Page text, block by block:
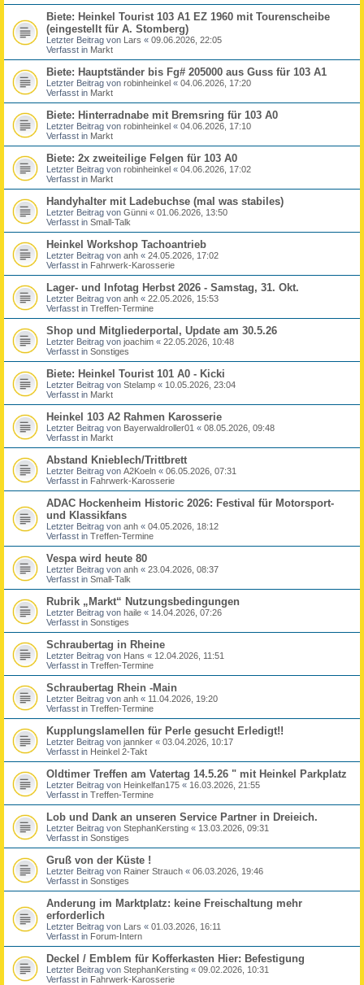
Biete: Heinkel Tourist 103 A1 EZ 1960 mit Tourenscheibe
(eingestellt für A. Stomberg)
Letzter Beitrag von Lars « 09.06.2026, 22:05
Verfasst in Markt
Biete: Hauptständer bis Fg# 205000 aus Guss für 103 A1
Letzter Beitrag von robinheinkel « 04.06.2026, 17:20
Verfasst in Markt
Biete: Hinterradnabe mit Bremsring für 103 A0
Letzter Beitrag von robinheinkel « 04.06.2026, 17:10
Verfasst in Markt
Biete: 2x zweiteilige Felgen für 103 A0
Letzter Beitrag von robinheinkel « 04.06.2026, 17:02
Verfasst in Markt
Handyhalter mit Ladebuchse (mal was stabiles)
Letzter Beitrag von Günni « 01.06.2026, 13:50
Verfasst in Small-Talk
Heinkel Workshop Tachoantrieb
Letzter Beitrag von anh « 24.05.2026, 17:02
Verfasst in Fahrwerk-Karosserie
Lager- und Infotag Herbst 2026 - Samstag, 31. Okt.
Letzter Beitrag von anh « 22.05.2026, 15:53
Verfasst in Treffen-Termine
Shop und Mitgliederportal, Update am 30.5.26
Letzter Beitrag von joachim « 22.05.2026, 10:48
Verfasst in Sonstiges
Biete: Heinkel Tourist 101 A0 - Kicki
Letzter Beitrag von Stelamp « 10.05.2026, 23:04
Verfasst in Markt
Heinkel 103 A2 Rahmen Karosserie
Letzter Beitrag von Bayerwaldroller01 « 08.05.2026, 09:48
Verfasst in Markt
Abstand Knieblech/Trittbrett
Letzter Beitrag von A2Koeln « 06.05.2026, 07:31
Verfasst in Fahrwerk-Karosserie
ADAC Hockenheim Historic 2026: Festival für Motorsport-
und Klassikfans
Letzter Beitrag von anh « 04.05.2026, 18:12
Verfasst in Treffen-Termine
Vespa wird heute 80
Letzter Beitrag von anh « 23.04.2026, 08:37
Verfasst in Small-Talk
Rubrik „Markt“ Nutzungsbedingungen
Letzter Beitrag von haile « 14.04.2026, 07:26
Verfasst in Sonstiges
Schraubertag in Rheine
Letzter Beitrag von Hans « 12.04.2026, 11:51
Verfasst in Treffen-Termine
Schraubertag Rhein -Main
Letzter Beitrag von anh « 11.04.2026, 19:20
Verfasst in Treffen-Termine
Kupplungslamellen für Perle gesucht Erledigt!!
Letzter Beitrag von jannker « 03.04.2026, 10:17
Verfasst in Heinkel 2-Takt
Oldtimer Treffen am Vatertag 14.5.26 " mit Heinkel Parkplatz
Letzter Beitrag von Heinkelfan175 « 16.03.2026, 21:55
Verfasst in Treffen-Termine
Lob und Dank an unseren Service Partner in Dreieich.
Letzter Beitrag von StephanKersting « 13.03.2026, 09:31
Verfasst in Sonstiges
Gruß von der Küste !
Letzter Beitrag von Rainer Strauch « 06.03.2026, 19:46
Verfasst in Sonstiges
Anderung im Marktplatz: keine Freischaltung mehr
erforderlich
Letzter Beitrag von Lars « 01.03.2026, 16:11
Verfasst in Forum-Intern
Deckel / Emblem für Kofferkasten Hier: Befestigung
Letzter Beitrag von StephanKersting « 09.02.2026, 10:31
Verfasst in Fahrwerk-Karosserie